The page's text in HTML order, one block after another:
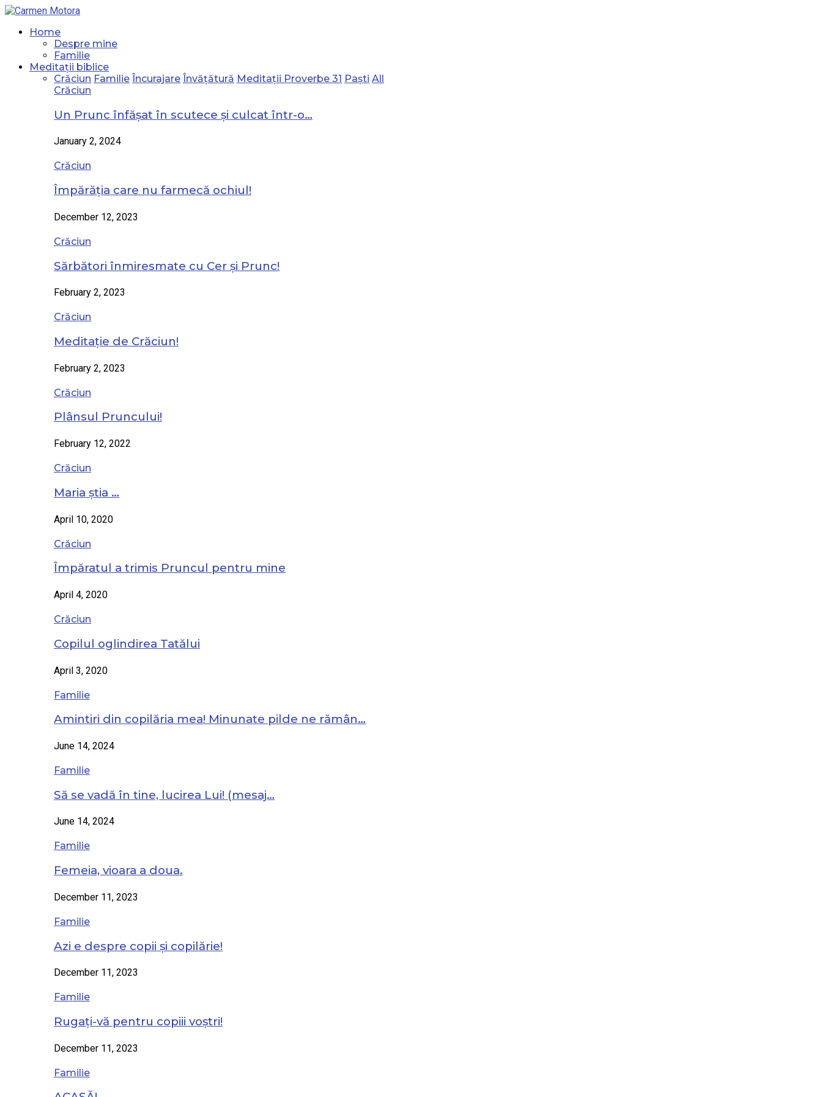
Home
Despre mine
Familie
Meditații biblice
Crăciun Familie Încurajare Învățătură Meditații Proverbe 31 Paști All
Crăciun
Un Prunc înfășat în scutece și culcat într-o…
January 2, 2024
Crăciun
Împărăția care nu farmecă ochiul!
December 12, 2023
Crăciun
Sărbători înmiresmate cu Cer și Prunc!
February 2, 2023
Crăciun
Meditație de Crăciun!
February 2, 2023
Crăciun
Plânsul Pruncului!
February 12, 2022
Crăciun
Maria știa …
April 10, 2020
Crăciun
Împăratul a trimis Pruncul pentru mine
April 4, 2020
Crăciun
Copilul oglindirea Tatălui
April 3, 2020
Familie
Amintiri din copilăria mea! Minunate pilde ne rămân…
June 14, 2024
Familie
Să se vadă în tine, lucirea Lui! (mesaj…
June 14, 2024
Familie
Femeia, vioara a doua.
December 11, 2023
Familie
Azi e despre copii și copilărie!
December 11, 2023
Familie
Rugați-vă pentru copiii voștri!
December 11, 2023
Familie